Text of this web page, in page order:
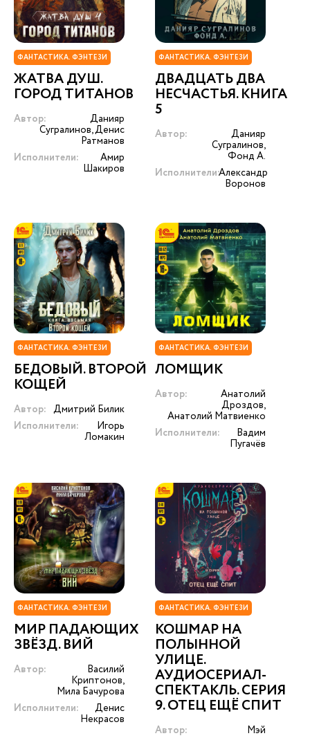
ФАНТАСТИКА. ФЭНТЕЗИ
ЖАТВА ДУШ.
ГОРОД ТИТАНОВ
Автор:
Данияр
Сугралинов, Денис
Ратманов
Исполнители:
Амир
Шакиров
ФАНТАСТИКА. ФЭНТЕЗИ
ДВАДЦАТЬ ДВА
НЕСЧАСТЬЯ. КНИГА
5
Автор:
Данияр
Сугралинов,
Фонд А.
Исполнители:Александр
Воронов
ФАНТАСТИКА. ФЭНТЕЗИ
БЕДОВЫЙ. ВТОРОЙ
КОЩЕЙ
Автор: Дмитрий Билик
Исполнители:
Игорь
Ломакин
ФАНТАСТИКА. ФЭНТЕЗИ
ЛОМЩИК
Автор:
Анатолий
Дроздов,
Анатолий Матвиенко
Исполнители:
Вадим
Пугачёв
ФАНТАСТИКА. ФЭНТЕЗИ
МИР ПАДАЮЩИХ
ЗВЁЗД. ВИЙ
Автор:
Василий
Криптонов,
Мила Бачурова
Исполнители:
Денис
Некрасов
ФАНТАСТИКА. ФЭНТЕЗИ
КОШМАР НА
ПОЛЫННОЙ
УЛИЦЕ.
АУДИОСЕРИАЛ-
СПЕКТАКЛЬ. СЕРИЯ
9. ОТЕЦ ЕЩЁ СПИТ
Автор:
Мэй